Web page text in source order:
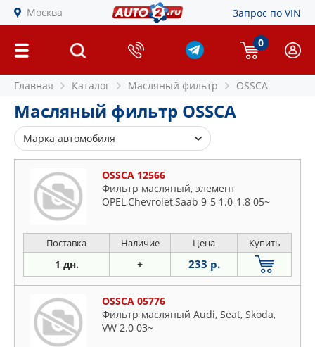
Москва Запрос по VIN
0
Главная Каталог Масляный фильтр OSSCA
Масляный фильтр OSSCA
Марка автомобиля
Alfa Romeo
Audi
BMW
Buick
Cadillac
Chevrolet
Chrysler
Citroen
Daewoo
Daihatsu
OSSCA 12566
Фильтр масляный, элемент
OPEL,Chevrolet,Saab 9-5 1.0-1.8 05~
Поставка Наличие Цена Купить
1 дн. + 233 р.
OSSCA 05776
Фильтр масляный Audi, Seat, Skoda,
VW 2.0 03~